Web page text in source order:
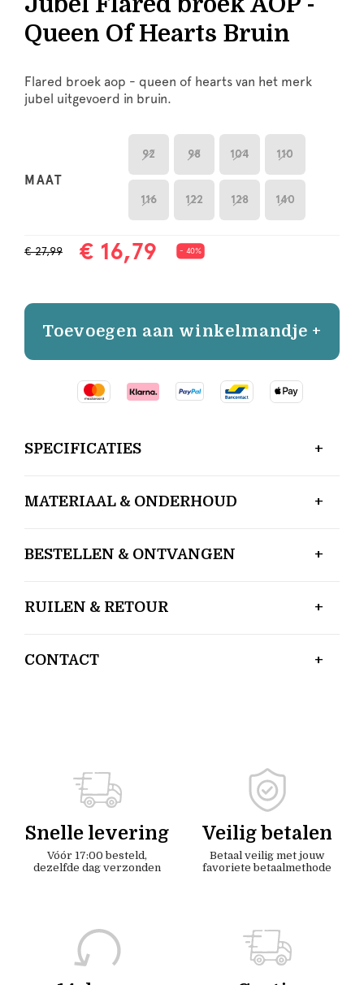
Queen Of Hearts Bruin
Flared broek aop - queen of hearts van het merk
jubel uitgevoerd in bruin.
MAAT
92 98 104 110
116 122 128 140
€ 27,99 € 16,79 - 40%
Toevoegen aan winkelmandje +
SPECIFICATIES
MATERIAAL & ONDERHOUD
BESTELLEN & ONTVANGEN
RUILEN & RETOUR
CONTACT
Snelle levering
Vóór 17:00 besteld,
dezelfde dag verzonden
Veilig betalen
Betaal veilig met jouw
favoriete betaalmethode